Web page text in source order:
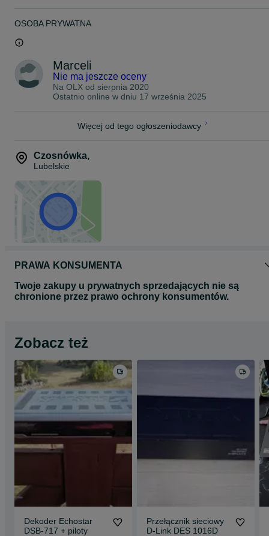
OSOBA PRYWATNA
Marceli
Nie ma jeszcze oceny
Na OLX od sierpnia 2020
Ostatnio online w dniu 17 września 2025
Więcej od tego ogłoszeniodawcy
Czosnówka,
Lubelskie
PRAWA KONSUMENTA
Twoje zakupy u prywatnych sprzedających nie są
chronione przez prawo ochrony konsumentów.
Zobacz też
Dekoder Echostar
DSB-717 + piloty
Przełącznik sieciowy
D-Link DES 1016D